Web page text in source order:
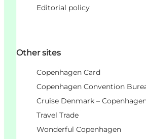
Editorial policy
Other sites
Copenhagen Card
Copenhagen Convention
Cruise Denmark –
Travel Trade
Wonderful Copenhagen